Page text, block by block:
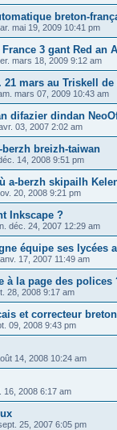
breton-
mai 19, 2009 10:41 pm
3 gant Red an
mars 18, 2009 9:12 am
21 mars au Triskell
mars 07, 2009 10:43 am
difazier dindan
03, 2007 2:02 am
berzh breizh-taiwan
14, 2008 9:51 pm
a-berzh skipailh
20, 2008 9:21 pm
Inkscape ?
déc. 24, 2007 12:29 am
équipe ses lycées
17, 2007 11:49 am
à la page des polices
28, 2008 9:17 am
et correcteur breton
09, 2008 9:43 pm
14, 2008 10:24 am
16, 2008 6:17 am
25, 2007 6:05 pm